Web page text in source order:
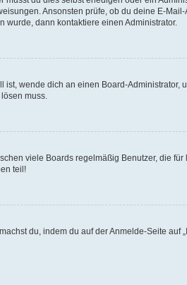
Ansonsten prüfe, ob du deine E-
dann kontaktiere einen Administrator.
wende dich an einen Board-Administrator,
muss.
viele Boards regelmäßig Benutzer, die
teil!
du, indem du auf der Anmelde-Seite auf